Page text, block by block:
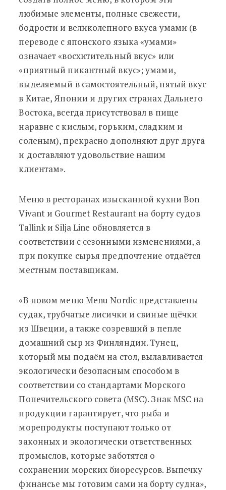
любимые элементы, полные свежести,
бодрости и великолепного вкуса умами (в
переводе с японского языка «умами»
означает «восхитительный вкус» или
«приятный пикантный вкус»; умами,
выделяемый в самостоятельный, пятый вкус
в Китае, Японии и других странах Дальнего
Востока, всегда присутствовал в пище
наравне с кислым, горьким, сладким и
соленым), прекрасно дополняют друг друга
и доставляют удовольствие нашим
клиентам».
Меню в ресторанах изысканной кухни Bon
Vivant и Gourmet Restaurant на борту судов
Tallink и Silja Line обновляется в
соответствии с сезонными изменениями, а
при покупке сырья предпочтение отдаётся
местным поставщикам.
«В новом меню Menu Nordic представлены
судак, трубчатые лисички и свиные щёчки
из Швеции, а также созревший в пепле
домашний сыр из Финляндии. Тунец,
который мы подаём на стол, вылавливается
экологически безопасным способом в
соответствии со стандартами Морского
Попечительского совета (MSC). Знак MSC на
продукции гарантирует, что рыба и
морепродукты поступают только от
законных и экологически ответственных
промыслов, которые заботятся о
сохранении морских биоресурсов. Выпечку
финансье мы готовим сами на борту судна»,